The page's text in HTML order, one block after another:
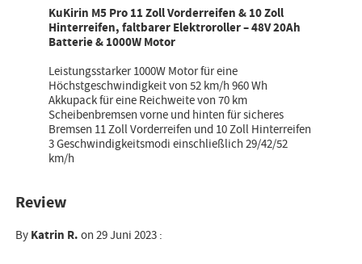
KuKirin M5 Pro 11 Zoll Vorderreifen & 10 Zoll
Hinterreifen, faltbarer Elektroroller – 48V 20Ah
Batterie & 1000W Motor
Leistungsstarker 1000W Motor für eine
Höchstgeschwindigkeit von 52 km/h 960 Wh
Akkupack für eine Reichweite von 70 km
Scheibenbremsen vorne und hinten für sicheres
Bremsen 11 Zoll Vorderreifen und 10 Zoll Hinterreifen
3 Geschwindigkeitsmodi einschließlich 29/42/52
km/h
Review
ByKatrin R.on 29 Juni 2023 :